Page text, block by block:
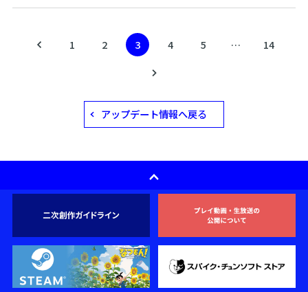
1 2 3 4 5 … 14
アップデート情報へ戻る